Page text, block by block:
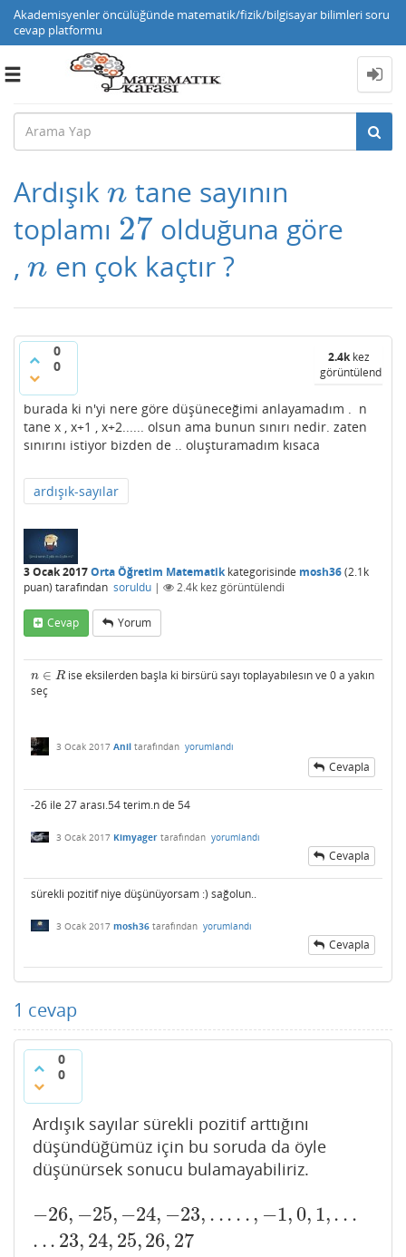
Akademisyenler öncülüğünde matematik/fizik/bilgisayar bilimleri soru
cevap platformu
Toggle
Ardışık n
n tane sayının
toplamı 27
27 olduğuna göre
, n
n en çok kaçtır ?
0
0
2.4kkez
görüntülendi
burada ki n'yi nere göre düşüneceğimi anlayamadım . n
tane x , x+1 , x+2...... olsun ama bunun sınırı nedir. zaten
sınırını istiyor bizden de .. oluşturamadım kısaca
ardışık-sayılar
3 Ocak 2017Orta Öğretim Matematikkategorisinde mosh36(2.1k
puan) tarafından soruldu | 2.4k kez görüntülendi
Cevap Yorum
n ∈ R
n∈R
ise eksilerden başla ki birsürü sayı toplayabılesın ve 0 a yakın
seç
3 Ocak 2017 Anil tarafından yorumlandı
Cevapla
-26 ile 27 arası.54 terim.n de 54
3 Ocak 2017 Kimyager tarafından yorumlandı
Cevapla
sürekli pozitif niye düşünüyorsam :) sağolun..
3 Ocak 2017 mosh36 tarafından yorumlandı
Cevapla
1 cevap
0
0
Ardışık sayılar sürekli pozitif arttığını
düşündüğümüz için bu soruda da öyle
düşünürsek sonucu bulamayabiliriz.
−26, −25, −24, −23, . .. . ., −1,0, 1,. . .
. .. 23, 24, 25,26, 27
−26,− 25,−24 ,−23,. ...,−1,0, 1 ,. .. .. .23,24 ,25,26 27